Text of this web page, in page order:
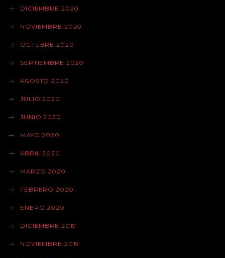
DICIEMBRE 2020
NOVIEMBRE 2020
OCTUBRE 2020
SEPTIEMBRE 2020
AGOSTO 2020
JULIO 2020
JUNIO 2020
MAYO 2020
ABRIL 2020
MARZO 2020
FEBRERO 2020
ENERO 2020
DICIEMBRE 2019
NOVIEMBRE 2019